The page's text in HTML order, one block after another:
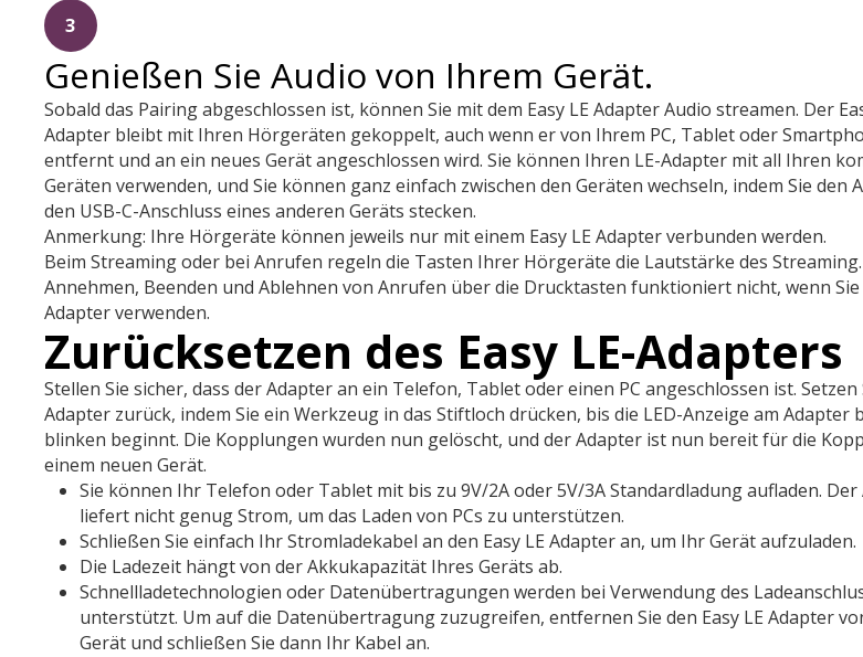
3
Genießen Sie Audio von Ihrem Gerät.
Sobald das Pairing abgeschlossen ist, können Sie mit dem Easy LE Adapter Audio streamen. Der
Adapter bleibt mit Ihren Hörgeräten gekoppelt, auch wenn er von Ihrem PC, Tablet oder
entfernt und an ein neues Gerät angeschlossen wird. Sie können Ihren LE-Adapter mit all Ihren
Geräten verwenden, und Sie können ganz einfach zwischen den Geräten wechseln, indem Sie den
den USB-C-Anschluss eines anderen Geräts stecken.
Anmerkung: Ihre Hörgeräte können jeweils nur mit einem Easy LE Adapter verbunden werden.
Beim Streaming oder bei Anrufen regeln die Tasten Ihrer Hörgeräte die Lautstärke des
Annehmen, Beenden und Ablehnen von Anrufen über die Drucktasten funktioniert nicht, wenn Sie
Adapter verwenden.
Zurücksetzen des Easy LE-Adapters
Stellen Sie sicher, dass der Adapter an ein Telefon, Tablet oder einen PC angeschlossen ist. Setzen
Adapter zurück, indem Sie ein Werkzeug in das Stiftloch drücken, bis die LED-Anzeige am Adapter
blinken beginnt. Die Kopplungen wurden nun gelöscht, und der Adapter ist nun bereit für die
einem neuen Gerät.
Sie können Ihr Telefon oder Tablet mit bis zu 9V/2A oder 5V/3A Standardladung aufladen.
liefert nicht genug Strom, um das Laden von PCs zu unterstützen.
Schließen Sie einfach Ihr Stromladekabel an den Easy LE Adapter an, um Ihr Gerät aufzuladen.
Die Ladezeit hängt von der Akkukapazität Ihres Geräts ab.
Schnellladetechnologien oder Datenübertragungen werden bei Verwendung des
unterstützt. Um auf die Datenübertragung zuzugreifen, entfernen Sie den Easy LE Adapter
Gerät und schließen Sie dann Ihr Kabel an.